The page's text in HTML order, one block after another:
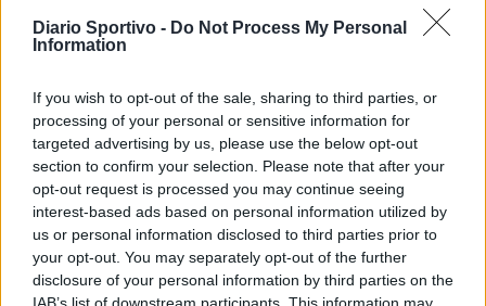
Diario Sportivo - Do Not Process My Personal
Information
If you wish to opt-out of the sale, sharing to third parties, or
processing of your personal or sensitive information for
targeted advertising by us, please use the below opt-out
section to confirm your selection. Please note that after your
opt-out request is processed you may continue seeing
interest-based ads based on personal information utilized by
us or personal information disclosed to third parties prior to
your opt-out. You may separately opt-out of the further
disclosure of your personal information by third parties on the
IAB’s list of downstream participants. This information may
Su mercau sighit a regalai ispantus: est mellus
scumiti apitzus de is giòvunus o is giogadoris de
esperièntzia funt sèmpiri sa cosa mellus po
6 Ago 2026
E duncas, a cantu parrit, de su chi ndi potzu cumprendi (e megu a
brullai, est bastanti craru, berus?), seus arribbaus, nci dda eus fata,
po ddu narai diaici puru, a nci lompi, a nci spundi (po…
Coppa Italia: gli accoppiamenti degli ottavi
di finale con i derby di Gallura, Barbagia e
Ogliastra
5 Ago 2026